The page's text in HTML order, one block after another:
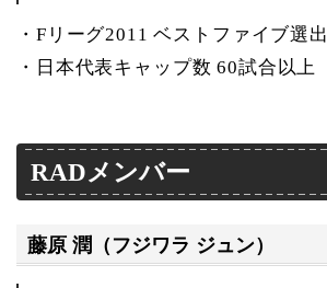
・Fリーグ2011 ベストファイブ選出
・日本代表キャップ数 60試合以上
RADメンバー
藤原 潤（フジワラ ジュン）